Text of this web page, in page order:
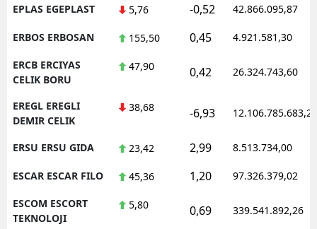
EPLAS EGEPLAST 5,76 -0,52 42.866.095,87
ERBOS ERBOSAN 155,50 0,45 4.921.581,30
ERCB ERCIYAS
CELIK BORU
47,90 0,42 26.324.743,60
EREGL EREGLI
DEMIR CELIK
38,68 -6,93 12.106.785.683,20
ERSU ERSU GIDA 23,42 2,99 8.513.734,00
ESCAR ESCAR FILO 45,36 1,20 97.326.379,02
ESCOM ESCORT
TEKNOLOJI
5,80 0,69 339.541.892,26